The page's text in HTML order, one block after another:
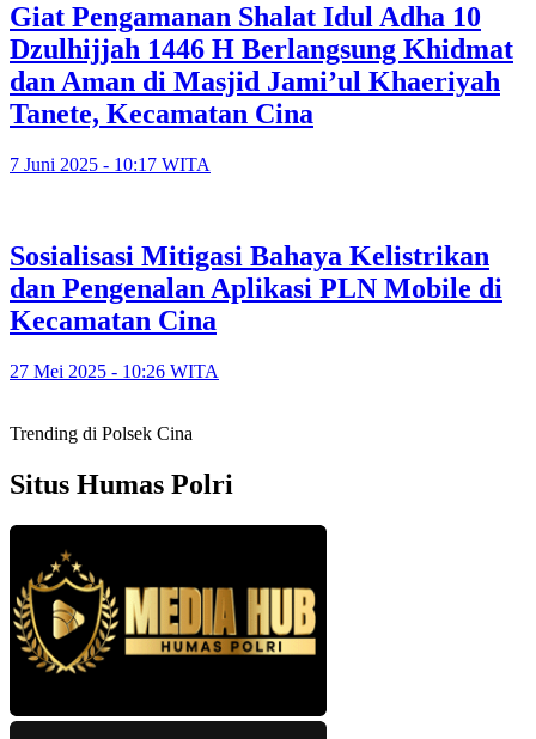
Giat Pengamanan Shalat Idul Adha 10
Dzulhijjah 1446 H Berlangsung Khidmat
dan Aman di Masjid Jami’ul Khaeriyah
Tanete, Kecamatan Cina
7 Juni 2025 - 10:17 WITA
Sosialisasi Mitigasi Bahaya Kelistrikan
dan Pengenalan Aplikasi PLN Mobile di
Kecamatan Cina
27 Mei 2025 - 10:26 WITA
Trending di Polsek Cina
Situs Humas Polri